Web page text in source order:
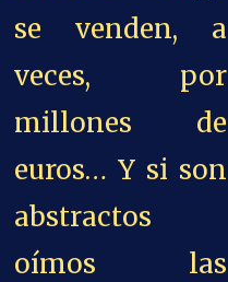
se venden, a
veces, por
millones de
euros… Y si son
abstractos
oímos las